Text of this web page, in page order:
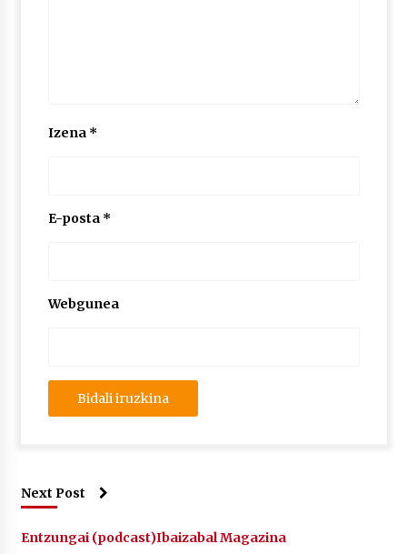
Izena *
E-posta *
Webgunea
Next Post
Entzungai (podcast)Ibaizabal Magazina